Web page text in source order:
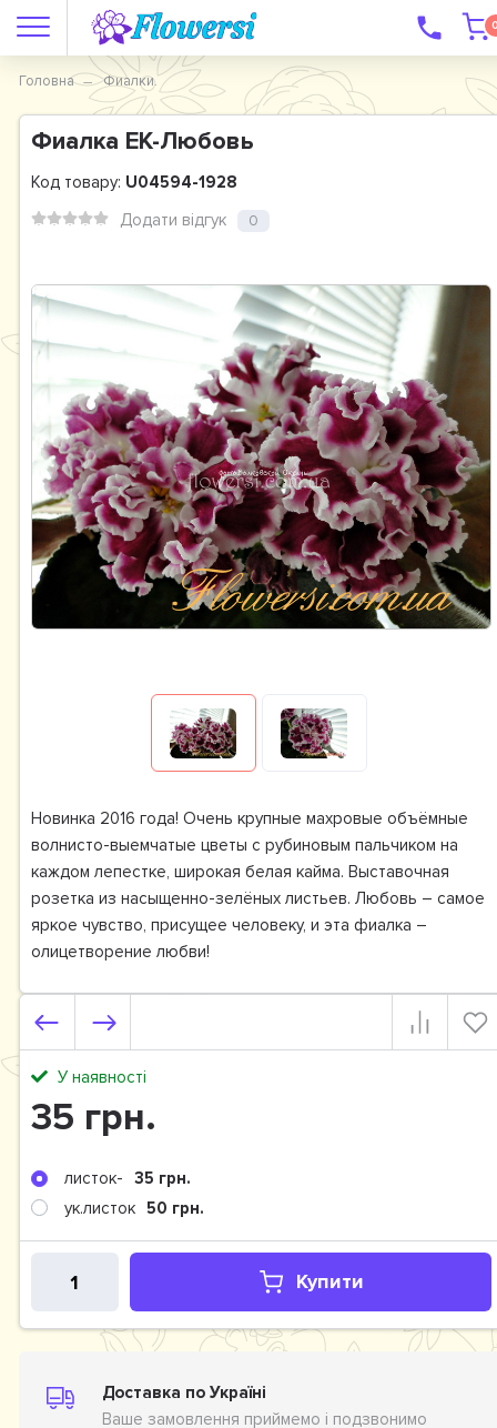
Головна Фиалки.
Фиалка ЕК-Любовь
Код товару: U04594-1928
Додати відгук
0
Новинка 2016 года! Очень крупные махровые объёмные
волнисто-выемчатые цветы с рубиновым пальчиком на
каждом лепестке, широкая белая кайма. Выставочная
розетка из насыщенно-зелёных листьев. Любовь – самое
яркое чувство, присущее человеку, и эта фиалка –
олицетворение любви!
У наявності
35 грн.
листок-
35 грн.
ук.листок 50 грн.
Купити
Доставка по Україні
Ваше замовлення приймемо і подзвонимо